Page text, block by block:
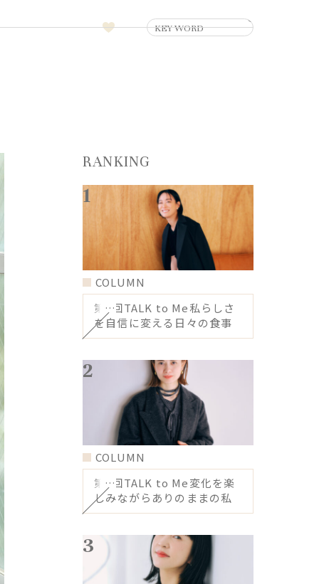
RANKING
COLUMN
第6回TALK to Me私らしさ
を自信に変える日々の食事
とスキンケア
COLUMN
第5回TALK to Me変化を楽
しみながらありのままの私
でいたい